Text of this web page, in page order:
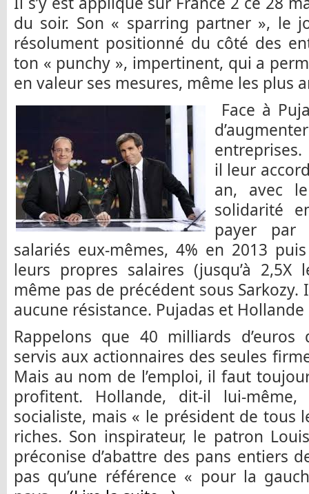
du soir. Son « sparring partner », le
résolument positionné du côté des
ton « punchy », impertinent, qui a
en valeur ses mesures, même les plus
Face à
il leur
an, avec
solidarité
payer par
salariés eux-mêmes, 4% en 2013
leurs propres salaires (jusqu’à 2,5X
même pas de précédent sous
aucune résistance. Pujadas et
Rappelons que 40 milliards
servis aux actionnaires des seules
Mais au nom de l’emploi, il faut
profitent. Hollande, dit-il lui-
socialiste, mais « le président de tous
riches. Son inspirateur, le patron
préconise d’abattre des pans entiers
pas qu’une référence « pour la